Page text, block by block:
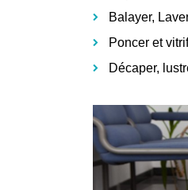
Balayer,
Poncer et
Décaper,